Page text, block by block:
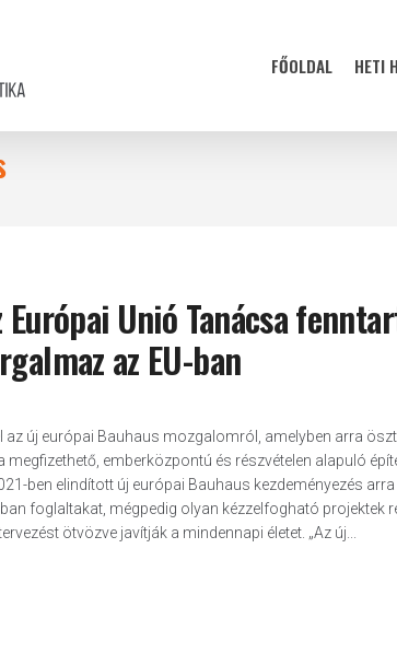
FŐOLDAL HETI
Európai Unió Tanácsa
az EU-ban
új európai Bauhaus mozgalomról, amelyben arra
megfizethető, emberközpontú és részvételen alapuló
ben elindított új európai Bauhaus kezdeményezés
foglaltakat, mégpedig olyan kézzelfogható projektek
ötvözve javítják a mindennapi életet. „Az új...